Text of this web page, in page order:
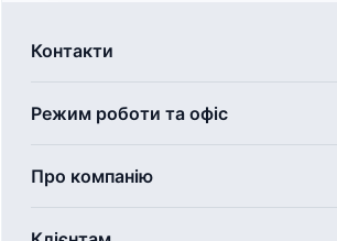
Контакти
Режим роботи та офіс
Про компанію